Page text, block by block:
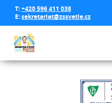
T:+420 596 411 038
E:sekretariat@zssvetle.cz